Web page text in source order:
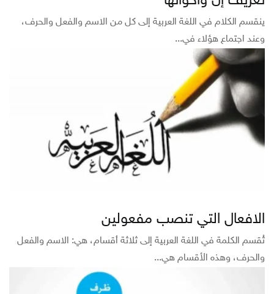
ينقسم الكلام في اللغة العربية إلى كل من الاسم والفعل والحرف،
وعند اجتماع هؤلاء في...
الافعال التي تنصب مفعولين
تُقسم الكلمة في اللغة العربية إلى ثلاثة أقسام، هي: الاسم والفعل
والحرف، وهذه الأقسام هي...